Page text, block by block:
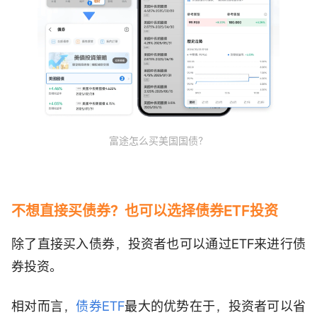
富途怎么买美国国债？
不想直接买债券？也可以选择债券ETF投资
除了直接买入债券，投资者也可以通过ETF来进行债
券投资。
相对而言，债券ETF最大的优势在于，投资者可以省